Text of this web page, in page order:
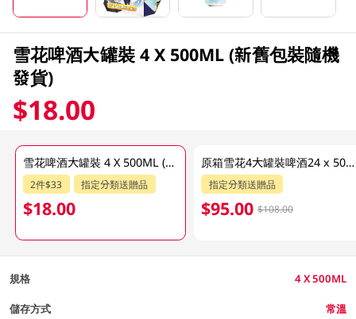
雪花啤酒大罐裝 4 X 500ML (新舊包裝隨機
發貨)
$18.00
雪花啤酒大罐裝 4 X 500ML (新舊包裝隨機發貨)
2件$33 指定分類送贈品
$18.00
原箱雪花4大罐裝啤酒24 x 500ML
指定分類送贈品
$95.00 $108.00
規格 4 X 500ML
儲存方式 常溫